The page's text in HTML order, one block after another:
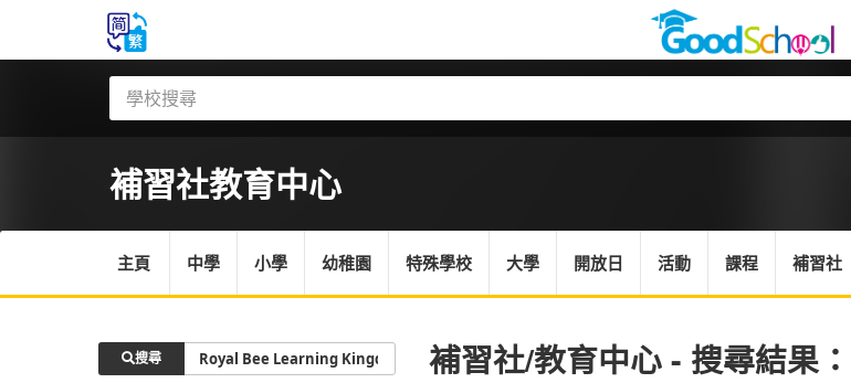
補習社教育中心
主頁 中學 小學 幼稚園 特殊學校 大學 開放日 活動 課程 補習社
補習社/教育中心 - 搜尋結果：
搜尋